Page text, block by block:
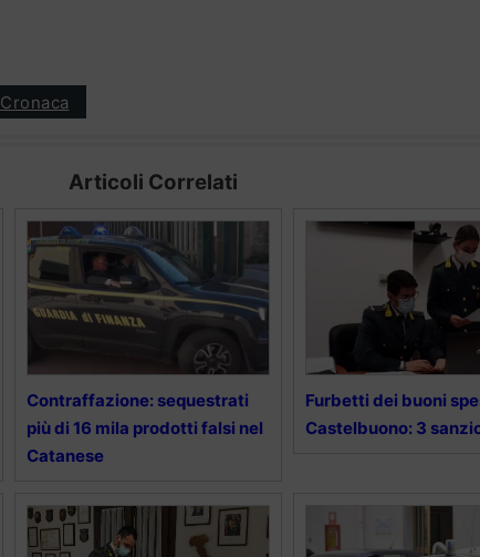
Cronaca
Articoli Correlati
Contraffazione: sequestrati
più di 16 mila prodotti falsi nel
Catanese
Furbetti dei buoni
Castelbuono: 3